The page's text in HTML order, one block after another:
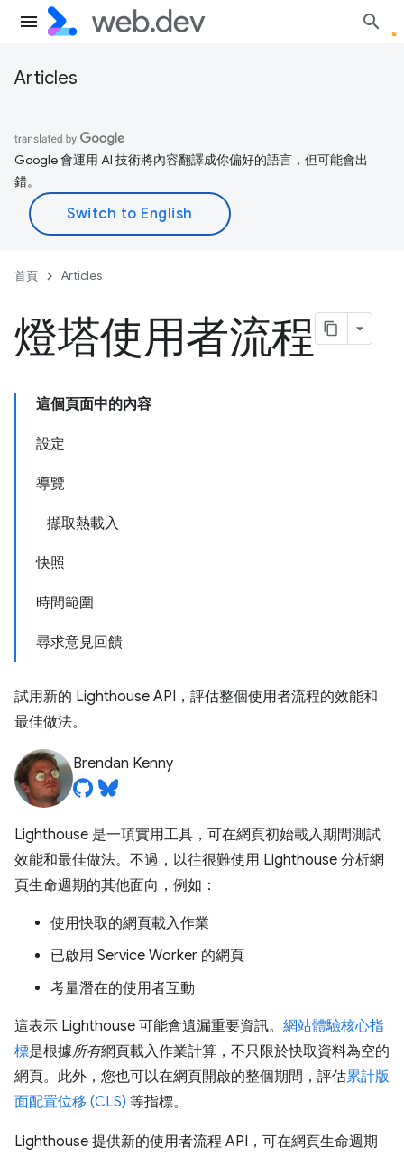
Articles
Google 會運用 AI 技術將內容翻譯成你偏好的語言，但可能會出
錯。
首頁 Articles
燈塔使用者流程
這個頁面中的內容
設定
導覽
擷取熱載入
快照
時間範圍
尋求意見回饋
試用新的 Lighthouse API，評估整個使用者流程的效能和
最佳做法。
Brendan Kenny
Lighthouse 是一項實用工具，可在網頁初始載入期間測試
效能和最佳做法。不過，以往很難使用 Lighthouse 分析網
頁生命週期的其他面向，例如：
使用快取的網頁載入作業
已啟用 Service Worker 的網頁
考量潛在的使用者互動
這表示 Lighthouse 可能會遺漏重要資訊。 網站體驗核心指
標是根據所有網頁載入作業計算，不只限於快取資料為空的
網頁。此外，您也可以在網頁開啟的整個期間，評估累計版
面配置位移 (CLS) 等指標。
Lighthouse 提供新的使用者流程 API，可在網頁生命週期